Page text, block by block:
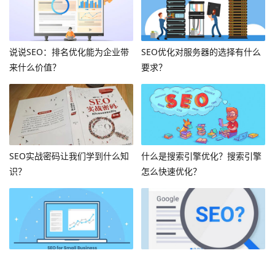
说说SEO：排名优化能为企业带
来什么价值？
SEO优化对服务器的选择有什么
要求？
SEO实战密码让我们学到什么知
识？
什么是搜索引擎优化？搜索引擎
怎么快速优化？